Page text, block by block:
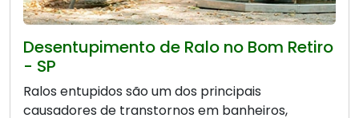
Desentupimento de Ralo no Bom Retiro
- SP
Ralos entupidos são um dos principais
causadores de transtornos em banheiros,